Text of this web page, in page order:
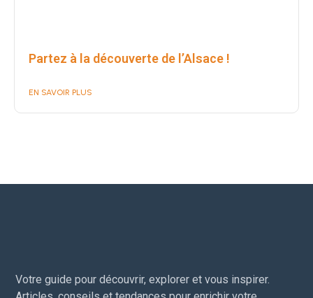
Partez à la découverte de l’Alsace !
EN SAVOIR PLUS
Votre guide pour découvrir, explorer et vous inspirer.